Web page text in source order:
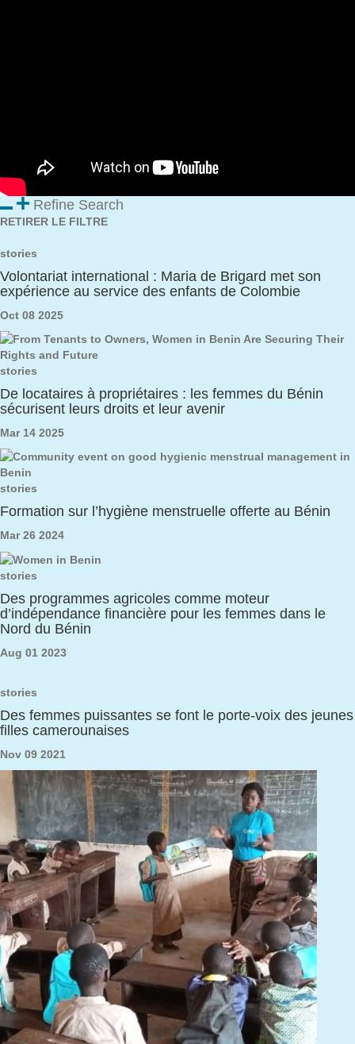
Refine Search
RETIRER LE FILTRE
stories
Volontariat international : Maria de Brigard met son
expérience au service des enfants de Colombie
Oct 08 2025
stories
De locataires à propriétaires : les femmes du Bénin
sécurisent leurs droits et leur avenir
Mar 14 2025
stories
Formation sur l’hygiène menstruelle offerte au Bénin
Mar 26 2024
stories
Des programmes agricoles comme moteur
d’indépendance financière pour les femmes dans le
Nord du Bénin
Aug 01 2023
stories
Des femmes puissantes se font le porte-voix des jeunes
filles camerounaises
Nov 09 2021